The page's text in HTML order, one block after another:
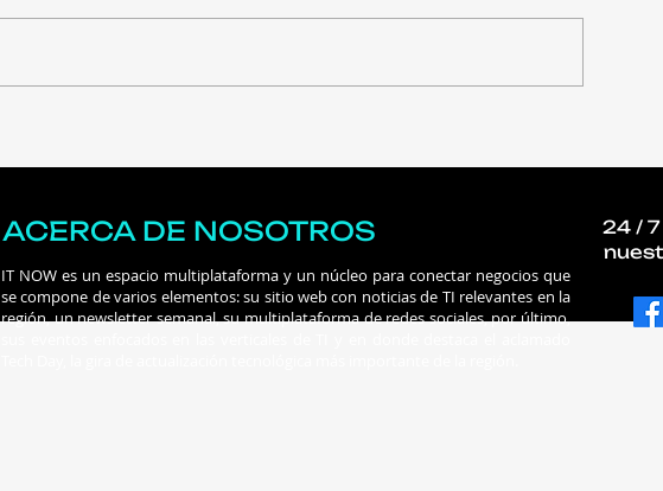
ACERCA DE NOSOTROS
IT NOW es un espacio multiplataforma y un núcleo para conectar negocios que
se compone de varios elementos: su sitio web con noticias de TI relevantes en la
región, un newsletter semanal, su multiplataforma de redes sociales, por último,
24 /